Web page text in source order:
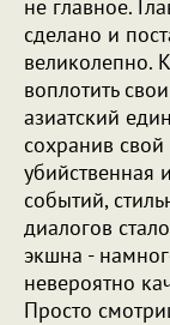
не главное.
сделано и
великолепно.
воплотить
азиатский
сохранив
убийственная
событий,
диалогов
экшна -
невероятно
Просто